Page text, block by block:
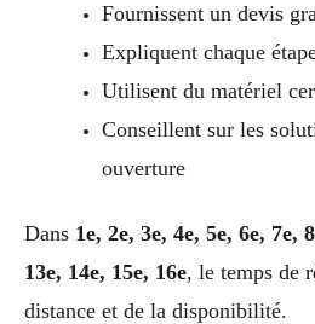
Fournissent un devis
Expliquent chaque
Utilisent du matériel
Conseillent sur les
ouverture
Dans 1e, 2e, 3e, 4e, 5e, 6e, 7e,
13e, 14e, 15e, 16e, le temps de
distance et de la disponibilité.